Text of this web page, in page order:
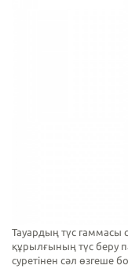
Тауардың түс гаммасы
құрылғының түс беру
суретінен сәл өзгеше